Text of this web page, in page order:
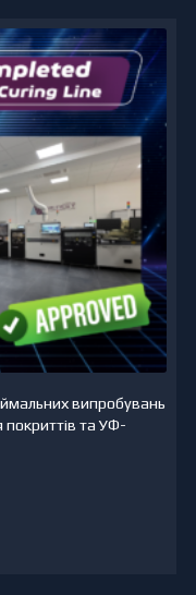
випробувань
покриттів та УФ-